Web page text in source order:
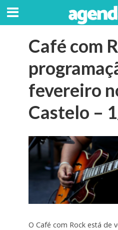
Café com
fevereiro
Castelo –
O Café com Rock está de